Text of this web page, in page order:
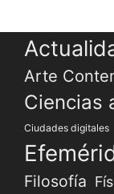
Arte
Ciencias
Ciudades digitales
Filosofía